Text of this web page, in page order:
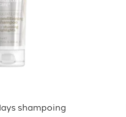
shampoing